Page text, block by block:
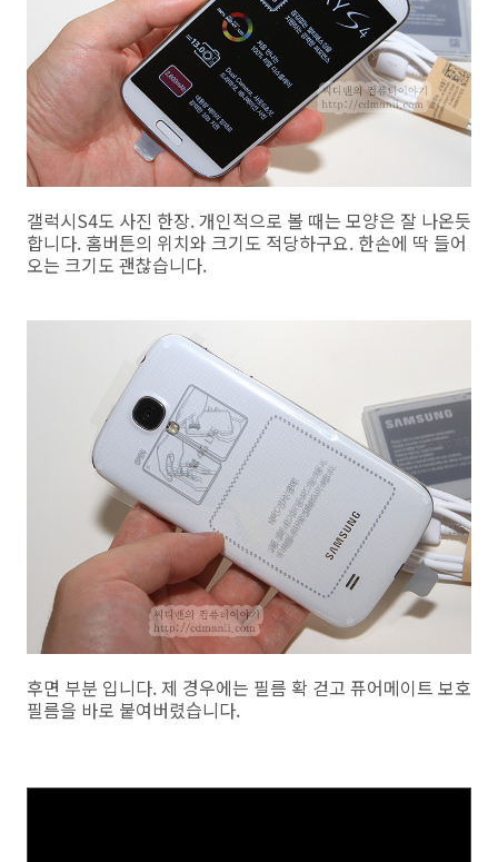
갤럭시S4도 사진 한장. 개인적으로 볼 때는 모양은 잘 나온듯
합니다. 홈버튼의 위치와 크기도 적당하구요. 한손에 딱 들어
오는 크기도 괜찮습니다.
후면 부분 입니다. 제 경우에는 필름 확 걷고 퓨어메이트 보호
필름을 바로 붙여버렸습니다.